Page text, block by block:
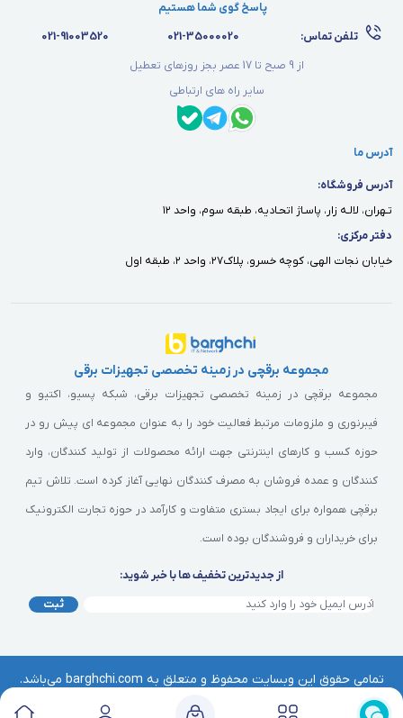
پاسخ گوی شما هستیم
تلفن تماس:
021-35000020
021-91003520
از 9 صبح تا 17 عصر بجز روزهای تعطیل
سایر راه های ارتباطی
آدرس ما
آدرس فروشگاه:
تـهران، لالـه زار، پاسـاژ اتحـاديه، طبقه سوم، واحد ١٢
دفتر مركزى:
خيابان نجات الهى، كوچه خسرو، پلاك٢٧، واحد ٢، طبقه اول
مجموعه برقچی در زمینه تخصصی تجهیزات برقی
مجموعه برقچی در زمینه تخصصی تجهیزات برقی، شبکه پسیو، اکتیو و
فیبرنوری و ملزومات مرتبط فعالیت خود را به عنوان مجموعه ای پیش رو در
حوزه کسب و کارهای اینترنتی جهت ارائه محصولات از تولید کنندگان، وارد
کنندگان و عمده فروشان به مصرف کنندگان نهایی آغاز کرده است. تلاش تیم
برقچی همواره برای ایجاد بستری متفاوت و کارآمد در حوزه تجارت الکترونیک
برای خریداران و فروشندگان بوده است.
از جدیدترین تخفیف ها با خبر شوید:
ثبت
تمامی حقوق این وبسایت محفوظ و متعلق به barghchi.com می‌باشد.
هرگونه کپی‌برداری از آن موجب پیگرد قانونی خواهد بود. | © برقچی